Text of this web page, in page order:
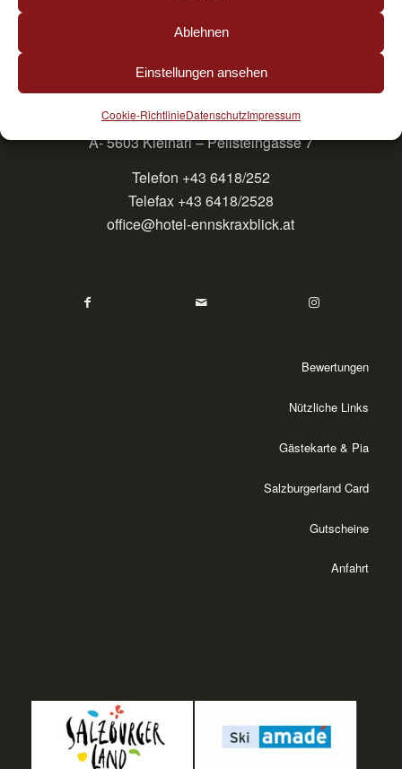
Ablehnen
Einstellungen ansehen
Cookie-RichtlinieDatenschutzImpressum
Hotel Ennskraxblick
A- 5603 Kleinarl – Peilsteingasse 7
Telefon +43 6418/252
Telefax +43 6418/2528
office@hotel-ennskraxblick.at
Bewertungen
Nützliche Links
Gästekarte & Pia
Salzburgerland Card
Gutscheine
Anfahrt